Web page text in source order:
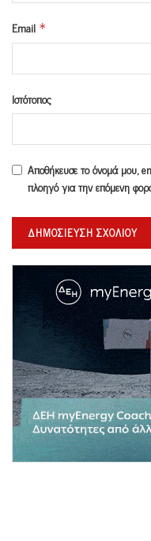
Email *
Ιστότοπος
Αποθήκευσε το όνομά μου,
πλοηγό για την επόμενη